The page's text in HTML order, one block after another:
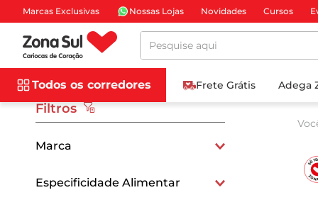
Marcas Exclusivas Nossas Lojas Novidades Cursos
Pesquise aqui
Todos os corredores Frete Grátis Adega
Filtros
Marca
Especificidade Alimentar